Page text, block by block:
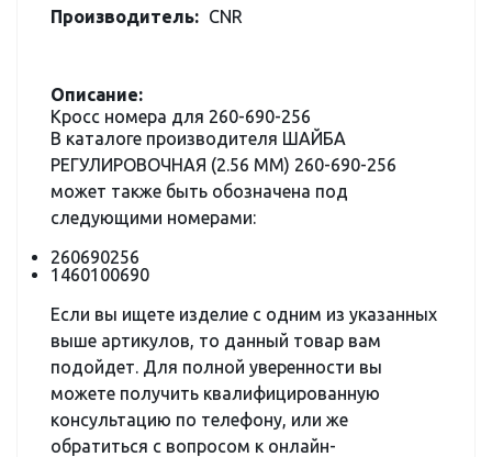
Производитель: CNR
Описание:
Кросс номера для 260-690-256
В каталоге производителя ШАЙБА
РЕГУЛИРОВОЧНАЯ (2.56 MM) 260-690-256
может также быть обозначена под
следующими номерами:
260690256
1460100690
Если вы ищете изделие с одним из указанных
выше артикулов, то данный товар вам
подойдет. Для полной уверенности вы
можете получить квалифицированную
консультацию по телефону, или же
обратиться с вопросом к онлайн-